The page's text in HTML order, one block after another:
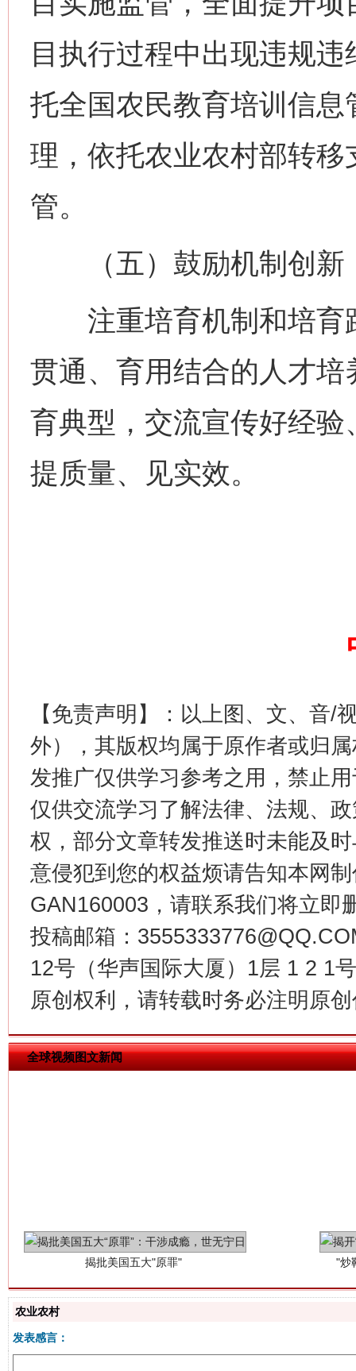
目执行过程中出现违规
托全国农民教育培训信
理，依托农业农村部转
管。
（五）鼓励机制创新
注重培育机制和培育
贯通、育用结合的人才
育典型，交流宣传好经
提质量、见实效。
【免责声明】：以上图、文、音/
外），其版权均属于原作者或归
发推广仅供学习参考之用，禁止
仅供交流学习了解法律、法规、
权，部分文章转发推送时未能及
意侵犯到您的权益烦请告知本网
GAN160003，请联系我们将立即
投稿邮箱：
12号（华声国际大厦）1层 1 2 1
原创权利，请转载时务必注明原
全球视频图文新闻
网上购药对药下症？
这是一记警钟！ 谢
习近平的博鳌关键词
魏明亮
“刷贴”乱象丛生
生
农业农村
发表感言：